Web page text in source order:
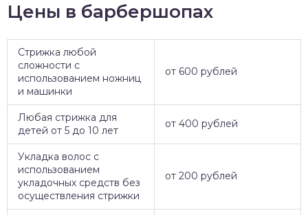
Цены в барбершопах
Стрижка любой
сложности с
использованием ножниц
и машинки
от 600 рублей
Любая стрижка для
детей от 5 до 10 лет
от 400 рублей
Укладка волос с
использованием
укладочных средств без
осуществления стрижки
от 200 рублей